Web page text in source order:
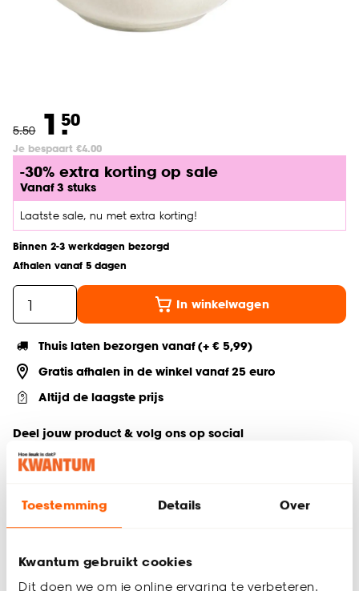
Toestemming Details Over
Kwantum gebruikt cookies
Dit doen we om je online ervaring te verbeteren.
5.50 1.50
Je bespaart €4.00
-30% extra korting op sale
Vanaf 3 stuks
Laatste sale, nu met extra korting!
Binnen 2-3 werkdagen bezorgd
Afhalen vanaf 5 dagen
In winkelwagen
Thuis laten bezorgen vanaf (+ € 5,99)
Gratis afhalen in de winkel vanaf 25 euro
Altijd de laagste prijs
Deel jouw product & volg ons op social
Serie: Lily